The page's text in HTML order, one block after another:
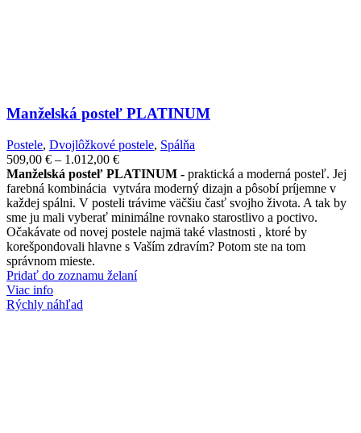
Manželská posteľ PLATINUM
Postele, Dvojlôžkové postele, Spálňa
509,00 € – 1.012,00 €Price
range:
509,00 €
through
1.012,00 €
Manželská posteľ PLATINUM - praktická a moderná posteľ. Jej
farebná kombinácia vytvára moderný dizajn a pôsobí príjemne v
každej spálni. V posteli trávime väčšiu časť svojho života. A tak by
sme ju mali vyberať minimálne rovnako starostlivo a poctivo.
Očakávate od novej postele najmä také vlastnosti , ktoré by
korešpondovali hlavne s Vaším zdravím? Potom ste na tom
správnom mieste.
Pridať do zoznamu želaní
Viac info
Rýchly náhľad